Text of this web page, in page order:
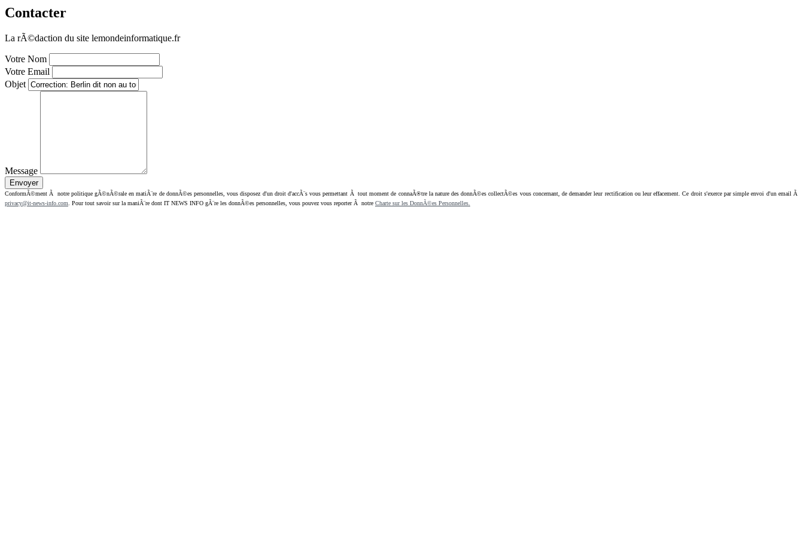
Contacter
La rÃ©daction du site lemondeinformatique.fr
Votre Nom
Votre Email
Objet
Message
ConformÃ©ment Ã notre politique gÃ©nÃ©rale en matiÃ¨re de donnÃ©es personnelles, vous disposez d'un droit d'accÃ¨s vous permettant Ã tout moment de connaÃ®tre la nature des donnÃ©es collectÃ©es vous concernant, de demander leur rectification ou leur effacement. Ce droit s'exerce par simple envoi d'un email Ã
privacy@it-news-info.com . Pour tout savoir sur la maniÃ¨re dont IT NEWS INFO gÃ¨re les donnÃ©es personnelles, vous pouvez vous reporter Ã notre Charte sur les DonnÃ©es Personnelles.